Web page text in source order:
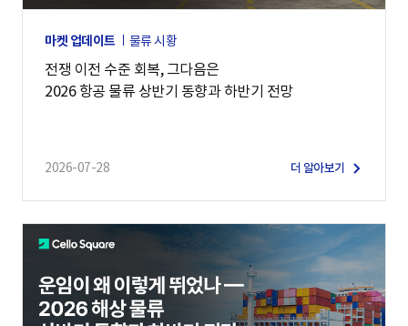
마켓 업데이트 물류 시황
전쟁 이전 수준 회복, 그다음은
2026 항공 물류 상반기 동향과 하반기 전망
2026-07-28 더 알아보기